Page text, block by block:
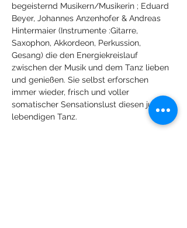
begeisternd Musikern/Musikerin ; Eduard
Beyer, Johannes Anzenhofer & Andreas
Hintermaier (Instrumente :Gitarre,
Saxophon, Akkordeon, Perkussion,
Gesang) die den Energiekreislauf
zwischen der Musik und dem Tanz lieben
und genießen. Sie selbst erforschen
immer wieder, frisch und voller
somatischer Sensationslust diesen jungen
lebendigen Tanz.